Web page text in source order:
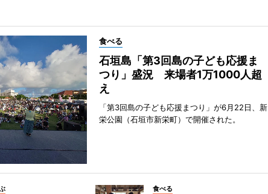
食べる
石垣島「第3回島の子ども応援ま
つり」盛況 来場者1万1000人超
え
「第3回島の子ども応援まつり」が6月22日、新
栄公園（石垣市新栄町）で開催された。
食べる